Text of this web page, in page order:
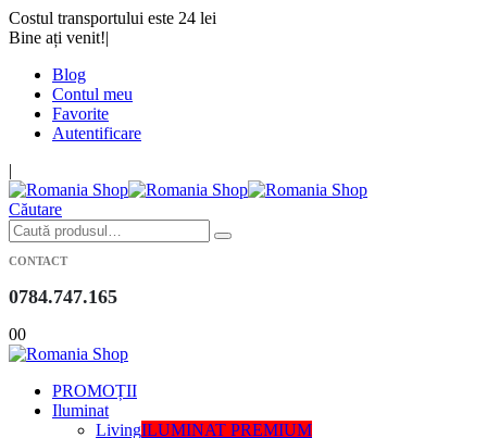
Costul transportului este 24 lei
Bine ați venit!|
Blog
Contul meu
Favorite
Autentificare
|
Căutare
CONTACT
0784.747.165
00
PROMOȚII
Iluminat
LivingILUMINAT PREMIUM